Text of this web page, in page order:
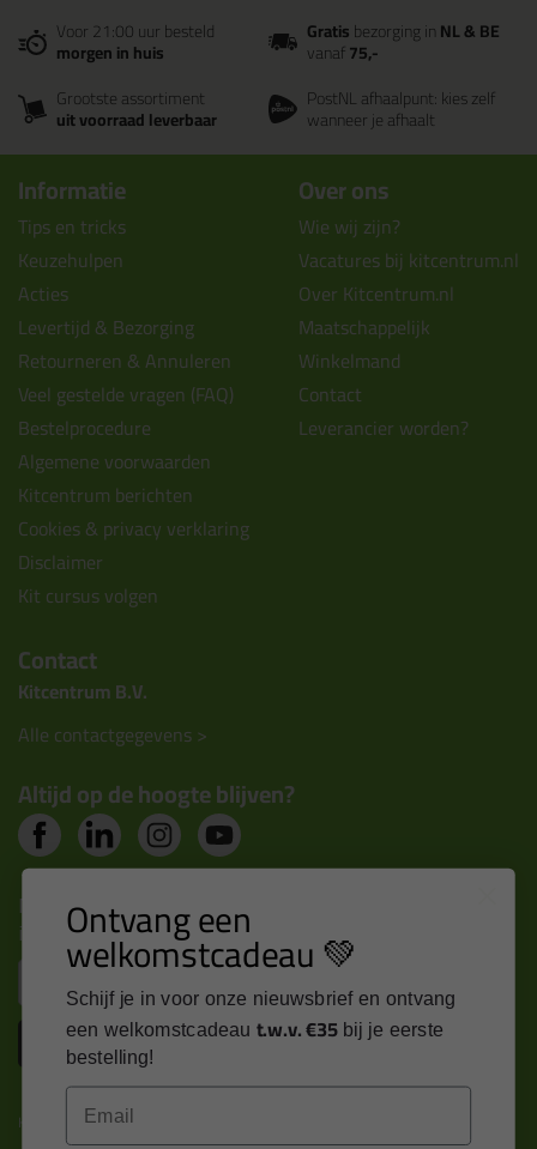
Voor 21:00 uur besteld
morgen in huis
Gratisbezorging inNL & BE
vanaf75,-
Grootste assortiment
uit voorraad leverbaar
PostNL afhaalpunt: kies zelf
wanneer je afhaalt
Informatie
Tips en tricks
Keuzehulpen
Acties
Levertijd & Bezorging
Retourneren & Annuleren
Veel gestelde vragen (FAQ)
Bestelprocedure
Algemene voorwaarden
Kitcentrum berichten
Cookies & privacy verklaring
Disclaimer
Kit cursus volgen
Over ons
Wie wij zijn?
Vacatures bij kitcentrum.nl
Over Kitcentrum.nl
Maatschappelijk
Winkelmand
Contact
Leverancier worden?
Contact
Kitcentrum B.V.
Alle contactgegevens >
Altijd op de hoogte blijven?
Nieuws, tips en exclusieve deals rechtstreeks in je
inbox
Inschrijven
Kitcentrum is trots op:
Ontvang een
welkomstcadeau 💚
Schijf je in voor onze nieuwsbrief en ontvang
een welkomstcadeau t.w.v. €35 bij je eerste
bestelling!
Email